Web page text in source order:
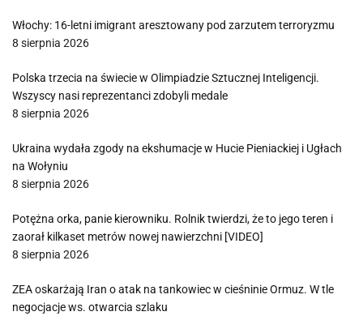
Włochy: 16-letni imigrant aresztowany pod zarzutem terroryzmu
8 sierpnia 2026
Polska trzecia na świecie w Olimpiadzie Sztucznej Inteligencji.
Wszyscy nasi reprezentanci zdobyli medale
8 sierpnia 2026
Ukraina wydała zgody na ekshumacje w Hucie Pieniackiej i Ugłach
na Wołyniu
8 sierpnia 2026
Potężna orka, panie kierowniku. Rolnik twierdzi, że to jego teren i
zaorał kilkaset metrów nowej nawierzchni [VIDEO]
8 sierpnia 2026
ZEA oskarżają Iran o atak na tankowiec w cieśninie Ormuz. W tle
negocjacje ws. otwarcia szlaku